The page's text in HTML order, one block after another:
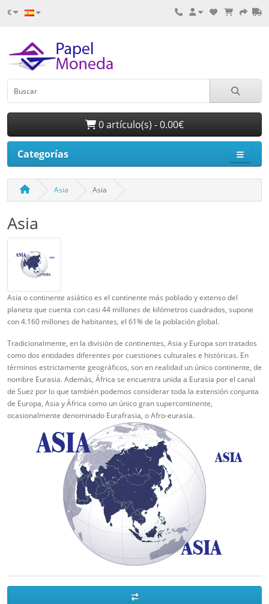
€
0 artículo(s) - 0.00€
Categorías
Asia Asia
Asia
Asia o continente asiático es el continente más poblado y extenso del
planeta que cuenta con casi 44 millones de kilómetros cuadrados, supone
con 4.160 millones de habitantes, el 61% de la población global.
Tradicionalmente, en la división de continentes, Asia y Europa son tratados
como dos entidades diferentes por cuestiones culturales e históricas. En
términos estrictamente geográficos, son en realidad un único continente, de
nombre Eurasia. Además, África se encuentra unida a Eurasia por el canal
de Suez por lo que también podemos considerar toda la extensión conjunta
de Europa, Asia y África como un único gran supercontinente,
ocasionalmente denominado Eurafrasia, o Afro-eurasia.